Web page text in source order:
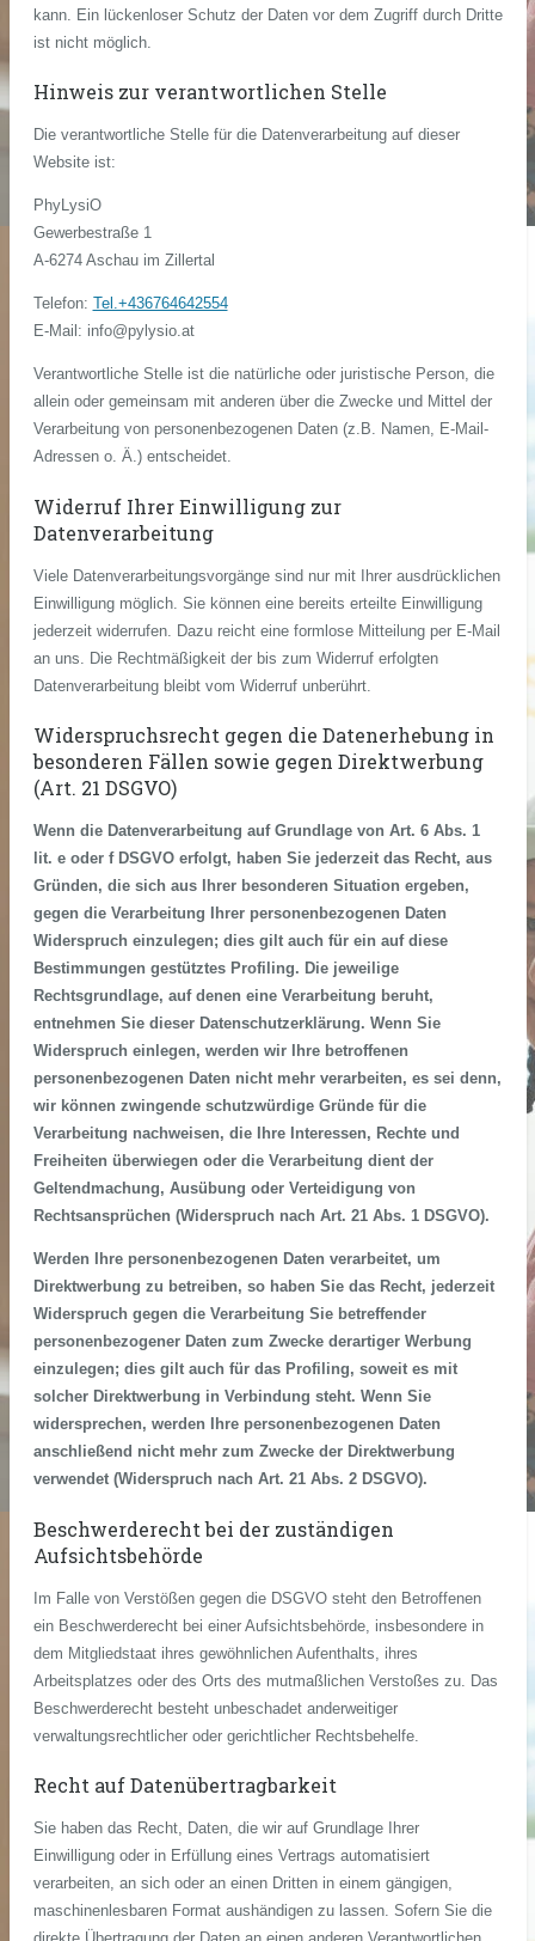
kann. Ein lückenloser Schutz der Daten vor dem Zugriff durch Dritte
ist nicht möglich.
Hinweis zur verantwortlichen Stelle
Die verantwortliche Stelle für die Datenverarbeitung auf dieser
Website ist:
PhyLysiO
Gewerbestraße 1
A-6274 Aschau im Zillertal
Telefon: Tel.+436764642554
E-Mail: info@pylysio.at
Verantwortliche Stelle ist die natürliche oder juristische Person, die
allein oder gemeinsam mit anderen über die Zwecke und Mittel der
Verarbeitung von personenbezogenen Daten (z.B. Namen, E-Mail-
Adressen o. Ä.) entscheidet.
Widerruf Ihrer Einwilligung zur
Datenverarbeitung
Viele Datenverarbeitungsvorgänge sind nur mit Ihrer ausdrücklichen
Einwilligung möglich. Sie können eine bereits erteilte Einwilligung
jederzeit widerrufen. Dazu reicht eine formlose Mitteilung per E-Mail
an uns. Die Rechtmäßigkeit der bis zum Widerruf erfolgten
Datenverarbeitung bleibt vom Widerruf unberührt.
Widerspruchsrecht gegen die Datenerhebung in
besonderen Fällen sowie gegen Direktwerbung
(Art. 21 DSGVO)
Wenn die Datenverarbeitung auf Grundlage von Art. 6 Abs. 1
lit. e oder f DSGVO erfolgt, haben Sie jederzeit das Recht, aus
Gründen, die sich aus Ihrer besonderen Situation ergeben,
gegen die Verarbeitung Ihrer personenbezogenen Daten
Widerspruch einzulegen; dies gilt auch für ein auf diese
Bestimmungen gestütztes Profiling. Die jeweilige
Rechtsgrundlage, auf denen eine Verarbeitung beruht,
entnehmen Sie dieser Datenschutzerklärung. Wenn Sie
Widerspruch einlegen, werden wir Ihre betroffenen
personenbezogenen Daten nicht mehr verarbeiten, es sei denn,
wir können zwingende schutzwürdige Gründe für die
Verarbeitung nachweisen, die Ihre Interessen, Rechte und
Freiheiten überwiegen oder die Verarbeitung dient der
Geltendmachung, Ausübung oder Verteidigung von
Rechtsansprüchen (Widerspruch nach Art. 21 Abs. 1 DSGVO).
Werden Ihre personenbezogenen Daten verarbeitet, um
Direktwerbung zu betreiben, so haben Sie das Recht, jederzeit
Widerspruch gegen die Verarbeitung Sie betreffender
personenbezogener Daten zum Zwecke derartiger Werbung
einzulegen; dies gilt auch für das Profiling, soweit es mit
solcher Direktwerbung in Verbindung steht. Wenn Sie
widersprechen, werden Ihre personenbezogenen Daten
anschließend nicht mehr zum Zwecke der Direktwerbung
verwendet (Widerspruch nach Art. 21 Abs. 2 DSGVO).
Beschwerderecht bei der zuständigen
Aufsichtsbehörde
Im Falle von Verstößen gegen die DSGVO steht den Betroffenen
ein Beschwerderecht bei einer Aufsichtsbehörde, insbesondere in
dem Mitgliedstaat ihres gewöhnlichen Aufenthalts, ihres
Arbeitsplatzes oder des Orts des mutmaßlichen Verstoßes zu. Das
Beschwerderecht besteht unbeschadet anderweitiger
verwaltungsrechtlicher oder gerichtlicher Rechtsbehelfe.
Recht auf Datenübertragbarkeit
Sie haben das Recht, Daten, die wir auf Grundlage Ihrer
Einwilligung oder in Erfüllung eines Vertrags automatisiert
verarbeiten, an sich oder an einen Dritten in einem gängigen,
maschinenlesbaren Format aushändigen zu lassen. Sofern Sie die